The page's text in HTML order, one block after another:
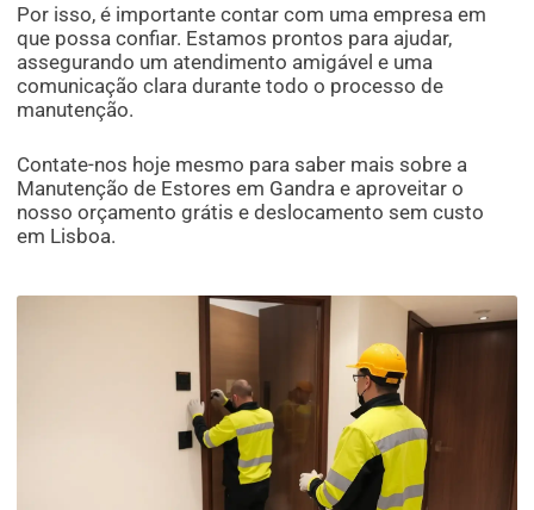
Por isso, é importante contar com uma empresa em
que possa confiar. Estamos prontos para ajudar,
assegurando um atendimento amigável e uma
comunicação clara durante todo o processo de
manutenção.
Contate-nos hoje mesmo para saber mais sobre a
Manutenção de Estores em Gandra e aproveitar o
nosso orçamento grátis e deslocamento sem custo
em Lisboa.